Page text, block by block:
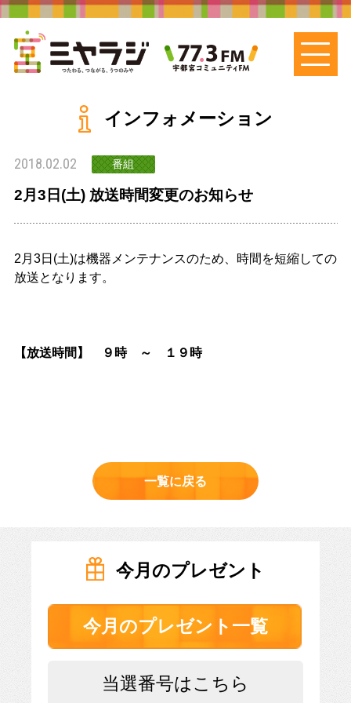
028-666-7878
今月のプレゼント
今月のプレゼント一覧
当選番号はこちら
インフォメーション
2018.02.02 番組
2月3日(土) 放送時間変更のお知らせ
2月3日(土)は機器メンテナンスのため、時間を短縮しての
放送となります。
【放送時間】 ９時 ～ １９時
一覧に戻る